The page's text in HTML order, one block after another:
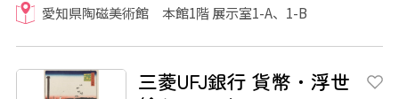
愛知県陶磁美術館 本館1階 展示室1-A、1-B
三菱UFJ銀行 貨幣・浮世